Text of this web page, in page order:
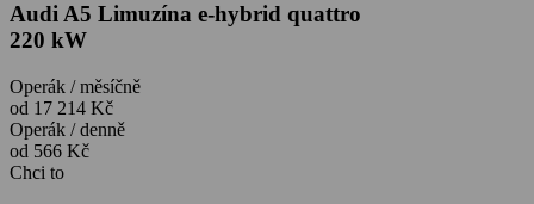
Audi A5 Limuzína e-hybrid quattro
220 kW
Operák / měsíčně
od 17 214 Kč
Operák / denně
od 566 Kč
Chci to